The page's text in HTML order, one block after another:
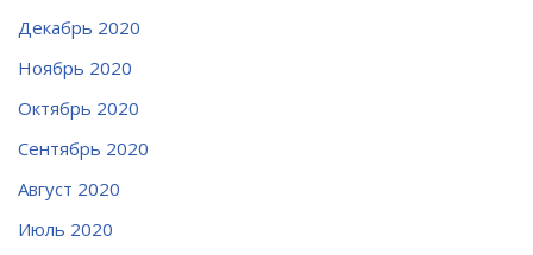
Декабрь 2020
Ноябрь 2020
Октябрь 2020
Сентябрь 2020
Август 2020
Июль 2020